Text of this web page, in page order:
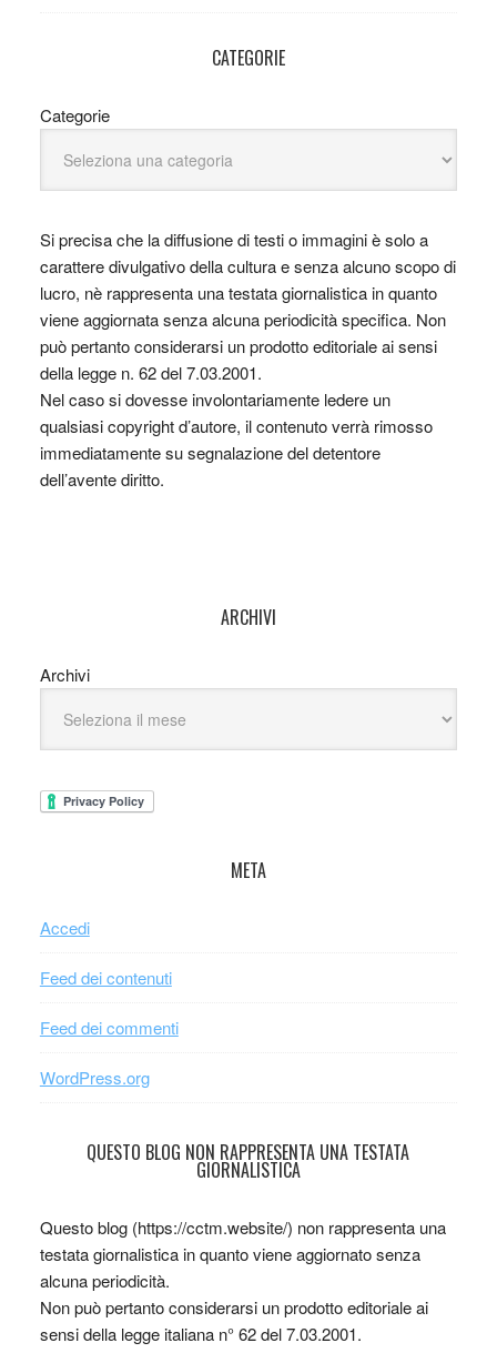
CATEGORIE
Categorie
Si precisa che la diffusione di testi o immagini è solo a
carattere divulgativo della cultura e senza alcuno scopo di
lucro, nè rappresenta una testata giornalistica in quanto
viene aggiornata senza alcuna periodicità specifica. Non
può pertanto considerarsi un prodotto editoriale ai sensi
della legge n. 62 del 7.03.2001.
Nel caso si dovesse involontariamente ledere un
qualsiasi copyright d’autore, il contenuto verrà rimosso
immediatamente su segnalazione del detentore
dell’avente diritto.
ARCHIVI
Archivi
META
Accedi
Feed dei contenuti
Feed dei commenti
WordPress.org
QUESTO BLOG NON RAPPRESENTA UNA TESTATA
GIORNALISTICA
Questo blog (https://cctm.website/) non rappresenta una
testata giornalistica in quanto viene aggiornato senza
alcuna periodicità.
Non può pertanto considerarsi un prodotto editoriale ai
sensi della legge italiana n° 62 del 7.03.2001.